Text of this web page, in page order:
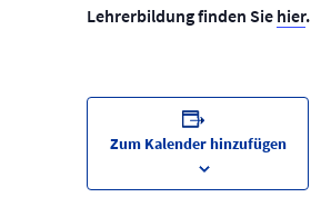
Lehrerbildung finden Sie hier.
Zum Kalender hinzufügen